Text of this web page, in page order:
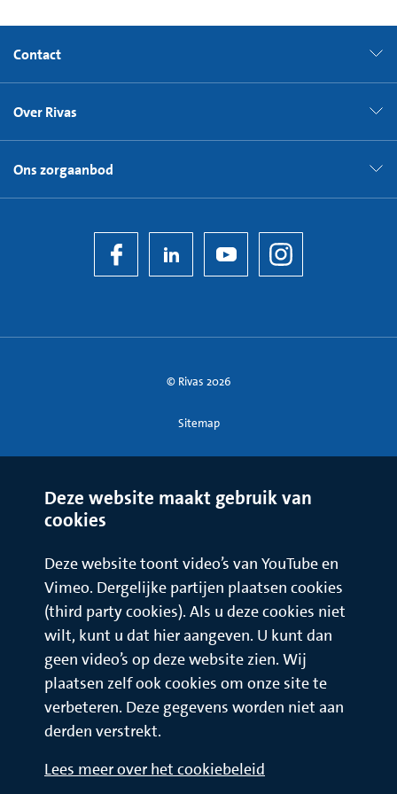
Contact
Over Rivas
Ons zorgaanbod
© Rivas 2026
Sitemap
Deze website maakt gebruik van
cookies
Deze website toont video’s van YouTube en
Vimeo. Dergelijke partijen plaatsen cookies
(third party cookies). Als u deze cookies niet
wilt, kunt u dat hier aangeven. U kunt dan
geen video’s op deze website zien. Wij
plaatsen zelf ook cookies om onze site te
verbeteren. Deze gegevens worden niet aan
derden verstrekt.
Lees meer over het cookiebeleid